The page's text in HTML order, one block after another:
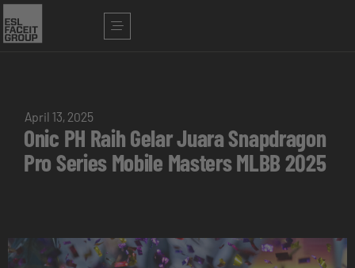
April 13, 2025
Onic PH Raih Gelar Juara Snapdragon
Pro Series Mobile Masters MLBB 2025